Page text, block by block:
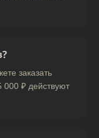
заказать
000 ₽ действуют